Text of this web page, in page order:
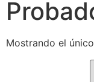
Mostrando el